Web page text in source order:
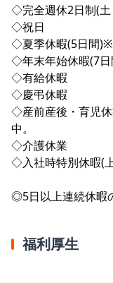
◇完全週休2日制(土
◇祝日
◇夏季休暇(5日間
◇年末年始休暇(7
◇有給休暇
◇慶弔休暇
◇産前産後・育児
中。
◇介護休業
◇入社時特別休暇(
◎5日以上連続休暇
福利厚生